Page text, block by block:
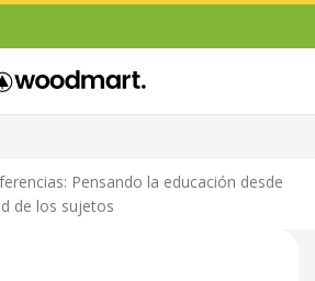
Pensando la educación desde
de los sujetos